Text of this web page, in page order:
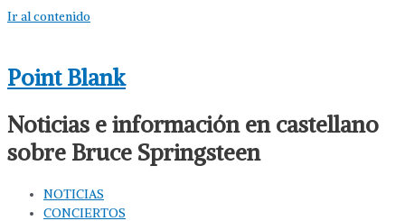
Ir al contenido
Point Blank
Noticias e información en castellano
sobre Bruce Springsteen
NOTICIAS
CONCIERTOS